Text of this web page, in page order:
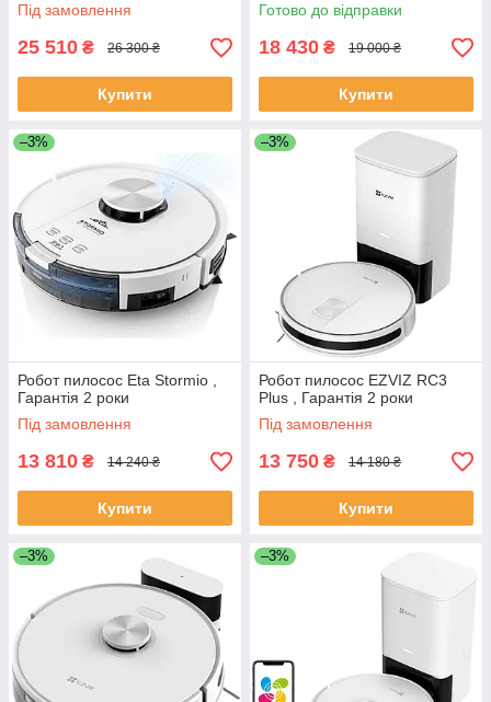
Під замовлення
25 510 ₴ 26 300 ₴
Купити
Готово до відправки
18 430 ₴ 19 000 ₴
Купити
–3%
Робот пилосос Eta Stormio ,
Гарантія 2 роки
Під замовлення
13 810 ₴ 14 240 ₴
Купити
–3%
Робот пилосос EZVIZ RC3
Plus , Гарантія 2 роки
Під замовлення
13 750 ₴ 14 180 ₴
Купити
–3% –3%